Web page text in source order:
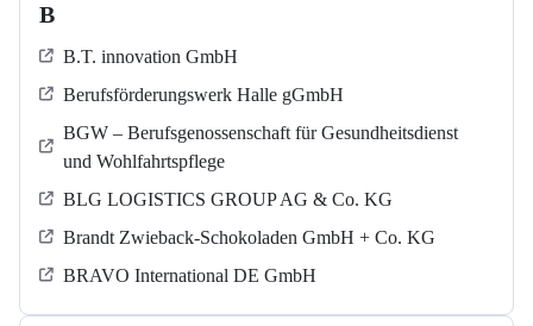
B
B.T. innovation GmbH
Berufsförderungswerk Halle gGmbH
BGW – Berufsgenossenschaft für Gesundheitsdienst
und Wohlfahrtspflege
BLG LOGISTICS GROUP AG & Co. KG
Brandt Zwieback-Schokoladen GmbH + Co. KG
BRAVO International DE GmbH